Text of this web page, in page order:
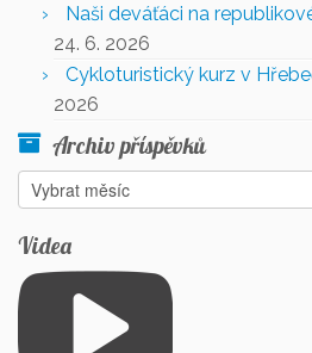
Naši deváťáci na
24. 6. 2026
Cykloturistický kurz v
2026
Archiv příspěvků
Archiv
příspěvků
Videa